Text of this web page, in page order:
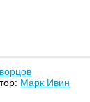
Марк Ивин